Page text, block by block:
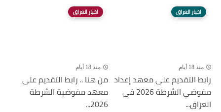
اخبار العراق
منذ 18 أيام
رابط التقديم على معهد إعداد
مفوضي الشرطة 2026 في
العراق...
اخبار العراق
منذ 18 أيام
من هنا .. رابط التقديم على
معهد مفوضية الشرطة
2026...